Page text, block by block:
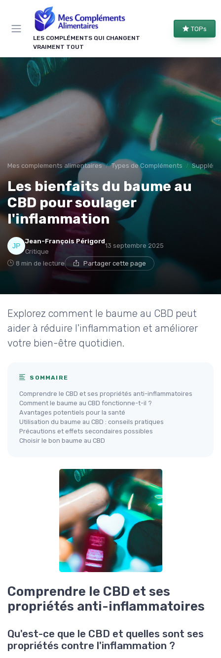
LES COMPLÉMENTS QUI CHANGENT
VRAIMENT TOUT
TOPs
Mes complements alimentaires Types de Compléments
Les bienfaits du baume au
CBD pour soulager
l'inflammation
Jean-François Périgord
Critique
13 septembre 2025
8 min de lecture Partager cette page
Explorez comment le baume au CBD peut
aider à réduire l'inflammation et améliorer
votre bien-être quotidien.
SOMMAIRE
Comprendre le CBD et ses propriétés anti-inflammatoires
Comment le baume au CBD fonctionne-t-il ?
Avantages potentiels pour la santé
Utilisation du baume au CBD : conseils pratiques
Précautions et effets secondaires possibles
Choisir le bon baume au CBD
Comprendre le CBD et ses
propriétés anti-inflammatoires
Qu'est-ce que le CBD et quelles sont ses
propriétés contre l'inflammation ?
Panneau de gestion des cookies